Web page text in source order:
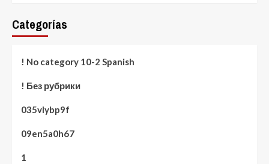
Categorías
! No category 10-2 Spanish
! Без рубрики
035vlybp9f
09en5a0h67
1